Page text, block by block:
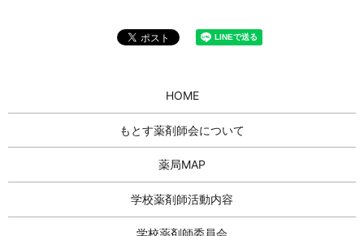
HOME
もとす薬剤師会について
薬局MAP
学校薬剤師活動内容